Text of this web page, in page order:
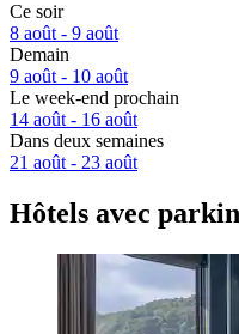
Ce soir
8 août - 9 août
Demain
9 août - 10 août
Le week-end prochain
14 août - 16 août
Dans deux semaines
21 août - 23 août
Hôtels avec